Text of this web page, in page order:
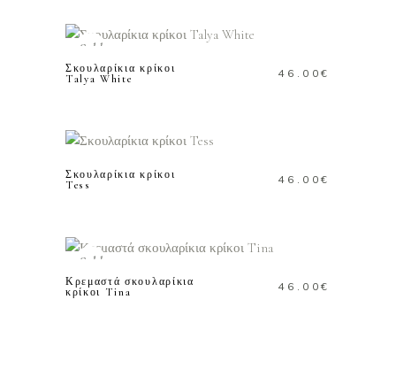
Sold
Σκουλαρίκια κρίκοι
Talya White
46.00€
Σκουλαρίκια κρίκοι
Tess
46.00€
Sold
Κρεμαστά σκουλαρίκια
κρίκοι Tina
46.00€